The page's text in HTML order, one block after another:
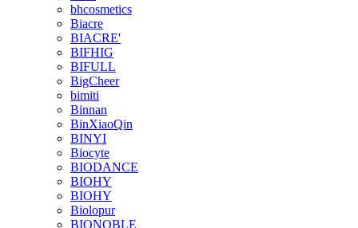
bhcosmetics
Biacre
BIACRE'
BIFHIG
BIFULL
BigCheer
bimiti
Binnan
BinXiaoQin
BINYI
Biocyte
BIODANCE
BIOHY
BIOHY
Biolopur
BIONOBLE